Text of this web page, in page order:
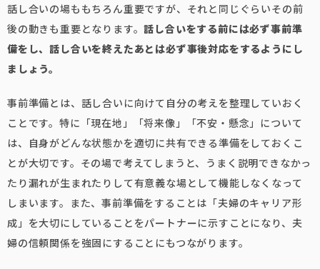
話し合いの場ももちろん重要ですが、それと同じぐらいその前
後の動きも重要となります。話し合いをする前には必ず事前準
備をし、話し合いを終えたあとは必ず事後対応をするようにし
ましょう。
事前準備とは、話し合いに向けて自分の考えを整理していおく
ことです。特に「現在地」「将来像」「不安・懸念」について
は、自身がどんな状態かを適切に共有できる準備をしておくこ
とが大切です。その場で考えてしまうと、うまく説明できなかっ
たり漏れが生まれたりして有意義な場として機能しなくなって
しまいます。また、事前準備をすることは「夫婦のキャリア形
成」を大切にしていることをパートナーに示すことになり、夫
婦の信頼関係を強固にすることにもつながります。